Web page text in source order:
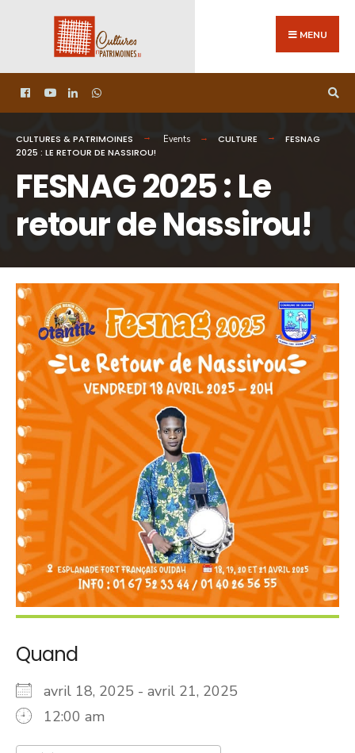
MENU
CULTURES & PATRIMOINES Events CULTURE
FESNAG
2025 : LE RETOUR DE NASSIROU!
FESNAG 2025 : Le
retour de Nassirou!
Quand
avril 18, 2025 - avril 21, 2025
12:00 am